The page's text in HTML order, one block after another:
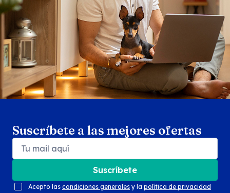
Suscríbete a las mejores ofertas
Suscríbete
Acepto las condiciones generales y la política de privacidad
Search products